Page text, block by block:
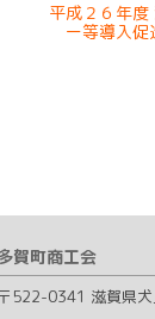
平成２６年
ー等導入促
賀町商工会
522-0341 滋賀県